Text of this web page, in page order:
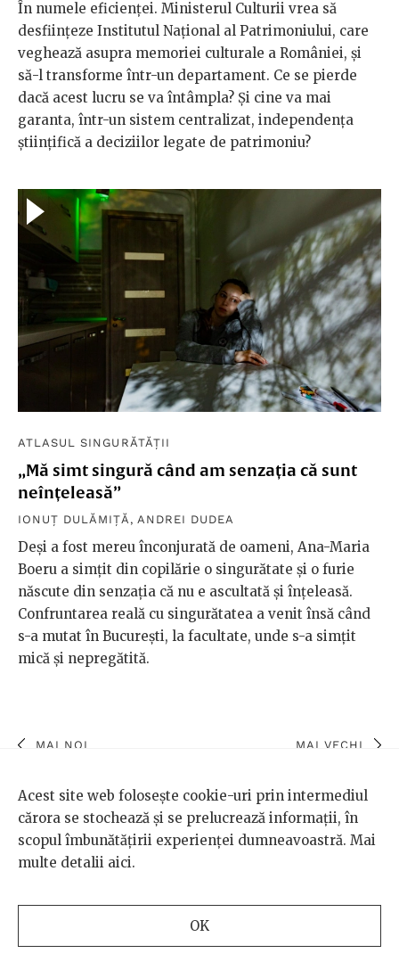
În numele eficienței. Ministerul Culturii vrea să
desființeze Institutul Național al Patrimoniului, care
veghează asupra memoriei culturale a României, și
să-l transforme într-un departament. Ce se pierde
dacă acest lucru se va întâmpla? Și cine va mai
garanta, într-un sistem centralizat, independența
științifică a deciziilor legate de patrimoniu?
ATLASUL SINGURĂTĂȚII
„Mă simt singură când am senzația că sunt
neînțeleasă”
IONUȚ DULĂMIȚĂ , ANDREI DUDEA
Deși a fost mereu înconjurată de oameni, Ana-Maria
Boeru a simțit din copilărie o singurătate și o furie
născute din senzația că nu e ascultată și înțeleasă.
Confruntarea reală cu singurătatea a venit însă când
s-a mutat în București, la facultate, unde s-a simțit
mică și nepregătită.
MAI NOI MAI VECHI
TEMA DE GÂNDIRE
Acest site web folosește cookie-uri prin intermediul
cărora se stochează și se prelucrează informații, în
scopul îmbunătățirii experienței dumneavoastră. Mai
multe detalii aici.
OK